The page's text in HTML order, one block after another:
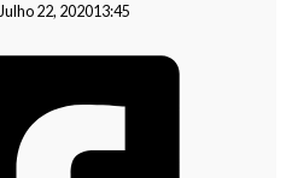
Julho 22, 202013:45